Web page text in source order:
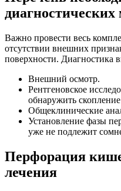
Важно провести весь
отсутствии внешних
поверхности. Диагностика
Внешний осмотр.
Рентгеновское
обнаружить
Общеклинические
Установление фазы
уже не подлежит
Перфорация
лечения